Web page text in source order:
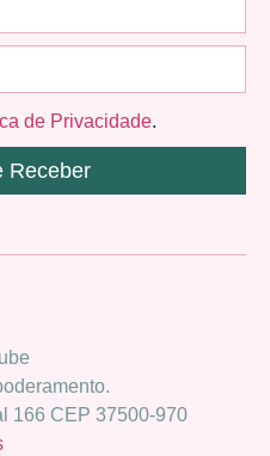
166 CEP 37500-970
de Privacidade.
Receber